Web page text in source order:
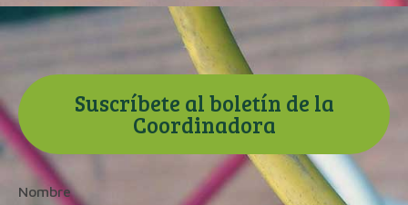
Suscríbete al boletín de la
Coordinadora
Nombre